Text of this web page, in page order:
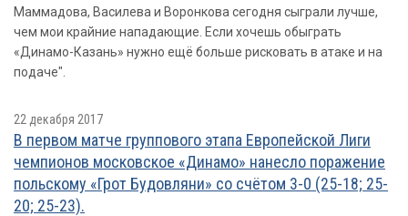
Маммадова, Василева и Воронкова сегодня сыграли лучше,
чем мои крайние нападающие. Если хочешь обыграть
«Динамо-Казань» нужно ещё больше рисковать в атаке и на
подаче".
22 декабря 2017
В первом матче группового этапа Европейской Лиги
чемпионов московское «Динамо» нанесло поражение
польскому «Грот Будовляни» со счётом 3-0 (25-18; 25-
20; 25-23).